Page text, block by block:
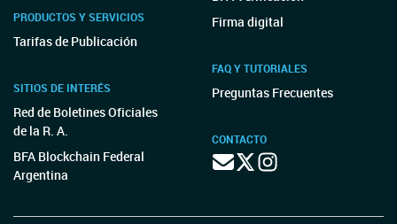
PRODUCTOS Y SERVICIOS
Tarifas de Publicación
SITIOS DE INTERÉS
Red de Boletines Oficiales
de la R. A.
BFA Blockchain Federal
Argentina
Firma digital
FAQ Y TUTORIALES
Preguntas Frecuentes
CONTACTO